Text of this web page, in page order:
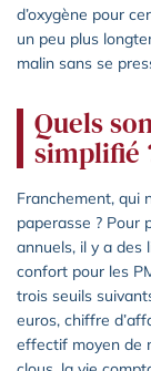
d’oxygène pour
un peu plus
malin sans se
Quels
simplifié
Franchement, qui
paperasse ? Pour
annuels, il y a des
confort pour les
trois seuils
euros, chiffre
effectif moyen de